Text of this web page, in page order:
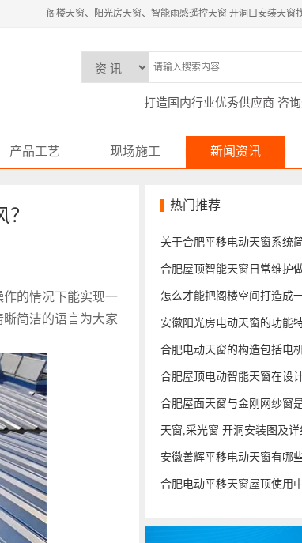
阁楼天窗、阳光房天窗、智能雨感遥控天窗 开洞口安装天窗
打造国内行业优秀供应商 咨
产品工艺 现场施工 新闻资讯
的情况下能实现一
简洁的语言为大家
热门推荐
关于合肥平移电动天窗系统
安徽阳光房电动天窗的功能
天窗,采光窗 开洞安装图及
安徽善辉平移电动天窗有哪